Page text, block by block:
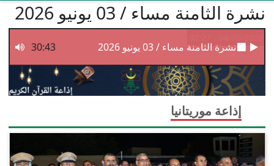
نشرة الثامنة مساء / 03 يونيو 2026
نشرة الثامنة مساء / 03 يونيو 2026 30:43
إذاعة موريتانيا